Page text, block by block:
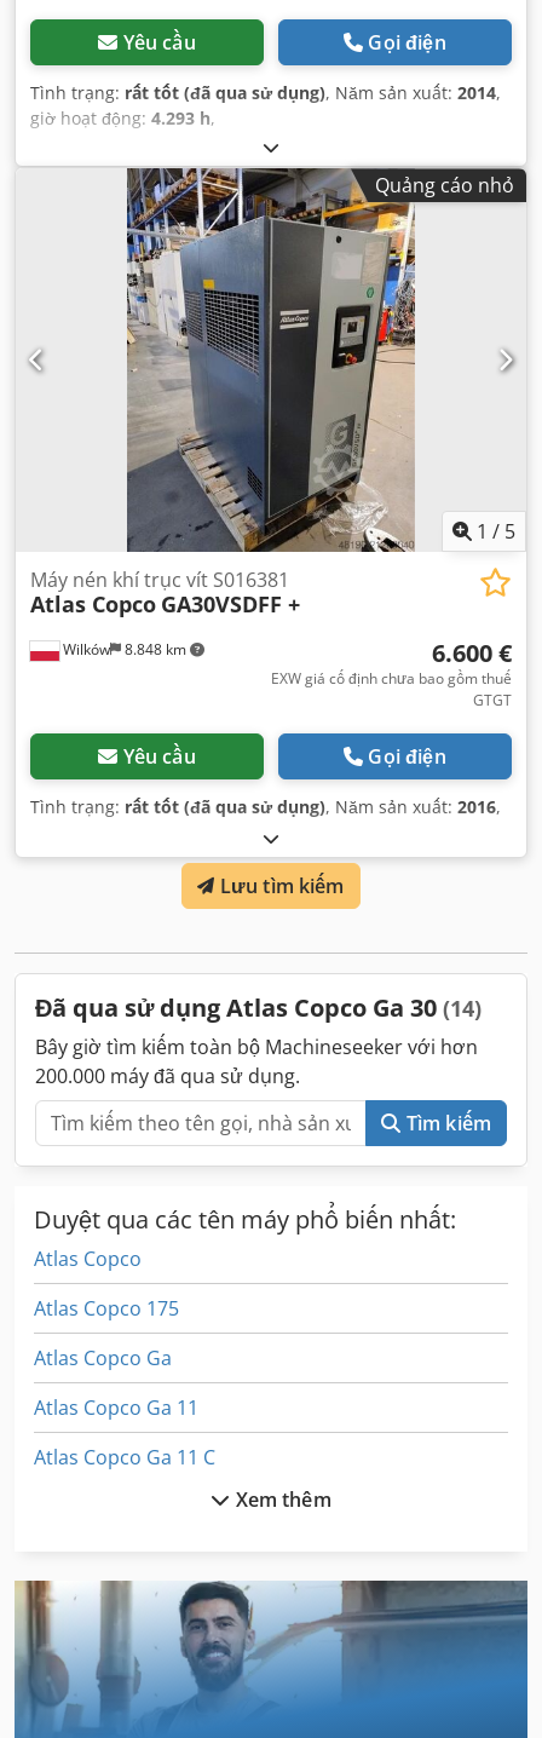
Yêu cầu Gọi điện
Tình trạng: rất tốt (đã qua sử dụng), Năm sản xuất: 2014,
giờ hoạt động: 4.293 h,
Quảng cáo nhỏ
1 / 5
Wilków 8.848 km
Máy nén khí trục vít S016381
Atlas Copco GA30VSDFF +
6.600 €
EXW giá cố định chưa bao gồm thuế
GTGT
Yêu cầu Gọi điện
Tình trạng: rất tốt (đã qua sử dụng), Năm sản xuất: 2016,
Lưu tìm kiếm
Đã qua sử dụng Atlas Copco Ga 30 (14)
Bây giờ tìm kiếm toàn bộ Machineseeker với hơn
200.000 máy đã qua sử dụng.
Tìm kiếm
Duyệt qua các tên máy phổ biến nhất:
Atlas Copco
Atlas Copco 175
Atlas Copco Ga
Atlas Copco Ga 11
Atlas Copco Ga 11 C
Atlas Copco Ga 122
Atlas Copco Ga 132
Atlas Copco Ga 15
Xem thêm